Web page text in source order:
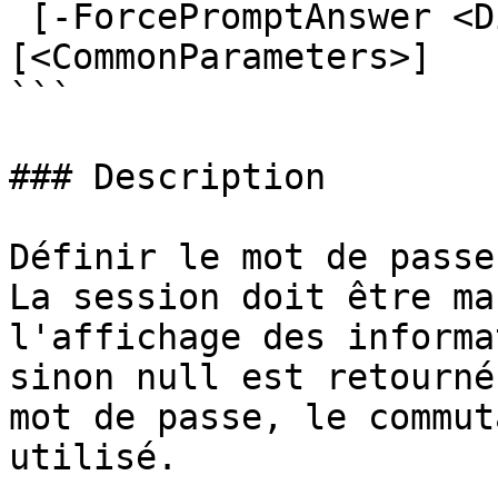
[<CommonParameters>]
```
### Description
Définir le mot de
La session doit être
l'affichage des
sinon null est
mot de passe, le
utilisé.